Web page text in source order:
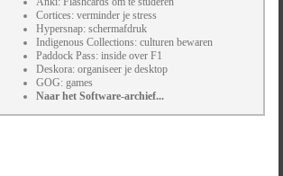
Cortices: verminder je stress
Hypersnap: schermafdruk
Indigenous Collections: culturen bewaren
Paddock Pass: inside over F1
Deskora: organiseer je desktop
GOG: games
Naar het Software-archief...